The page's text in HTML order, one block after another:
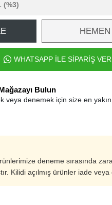
(%3)
WHATSAPP İLE SİPARİŞ VER
Bulun
veya denemek için size en yakın
deneme sırasında
Kilidi açılmış ürünler iade